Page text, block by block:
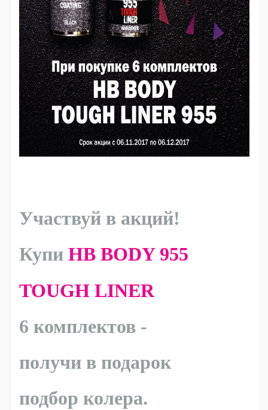
Участвуй в акций!
Купи HB BODY 955
TOUGH LINER
6 комплектов -
получи в подарок
подбор колера.